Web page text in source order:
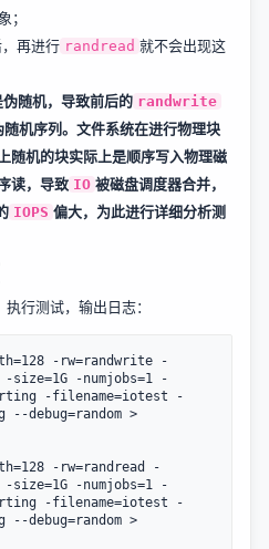
；
再进行 randread 就不会出现这
伪随机，导致前后的 randwrite
机序列。文件系统在进行物理块
随机的块实际上是顺序写入物理磁
读，导致 IO 被磁盘调度器合并，
IOPS 偏大，为此进行详细分析测
执行测试，输出日志：
-rw=randwrite -
-numjobs=1 -
-filename=iotest -
--debug=random >
-rw=randread -
-numjobs=1 -
-filename=iotest -
--debug=random >